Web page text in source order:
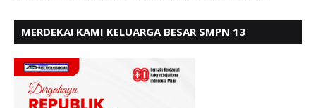
MERDEKA! KAMI KELUARGA BESAR SMPN 13